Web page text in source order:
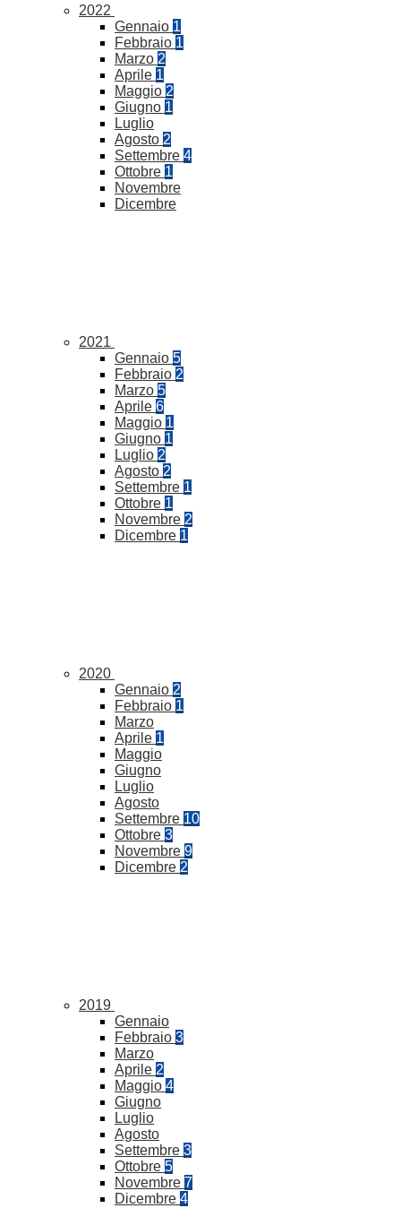
2022
Gennaio 1
Febbraio 1
Marzo 2
Aprile 1
Maggio 2
Giugno 1
Luglio
Agosto 2
Settembre 4
Ottobre 1
Novembre
Dicembre
2021
Gennaio 5
Febbraio 2
Marzo 5
Aprile 6
Maggio 1
Giugno 1
Luglio 2
Agosto 2
Settembre 1
Ottobre 1
Novembre 2
Dicembre 1
2020
Gennaio 2
Febbraio 1
Marzo
Aprile 1
Maggio
Giugno
Luglio
Agosto
Settembre 10
Ottobre 3
Novembre 9
Dicembre 2
2019
Gennaio
Febbraio 3
Marzo
Aprile 2
Maggio 4
Giugno
Luglio
Agosto
Settembre 3
Ottobre 5
Novembre 7
Dicembre 4